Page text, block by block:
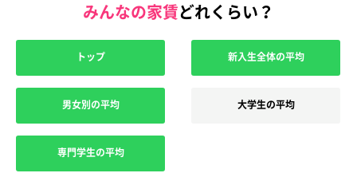
みんなの家賃どれくらい？
トップ 新入生全体の平均
男女別の平均 大学生の平均
専門学生の平均